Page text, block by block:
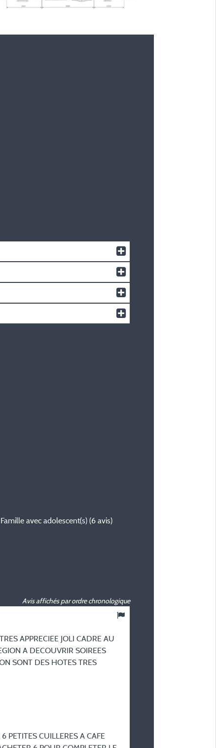
Famille avec adolescent(s) (6 avis)
Avis affichés par ordre chronologique
APPRECIEE JOLI CADRE AU
A DECOUVRIR SOIREES
SONT DES HOTES TRES
PETITES CUILLERES A CAFE